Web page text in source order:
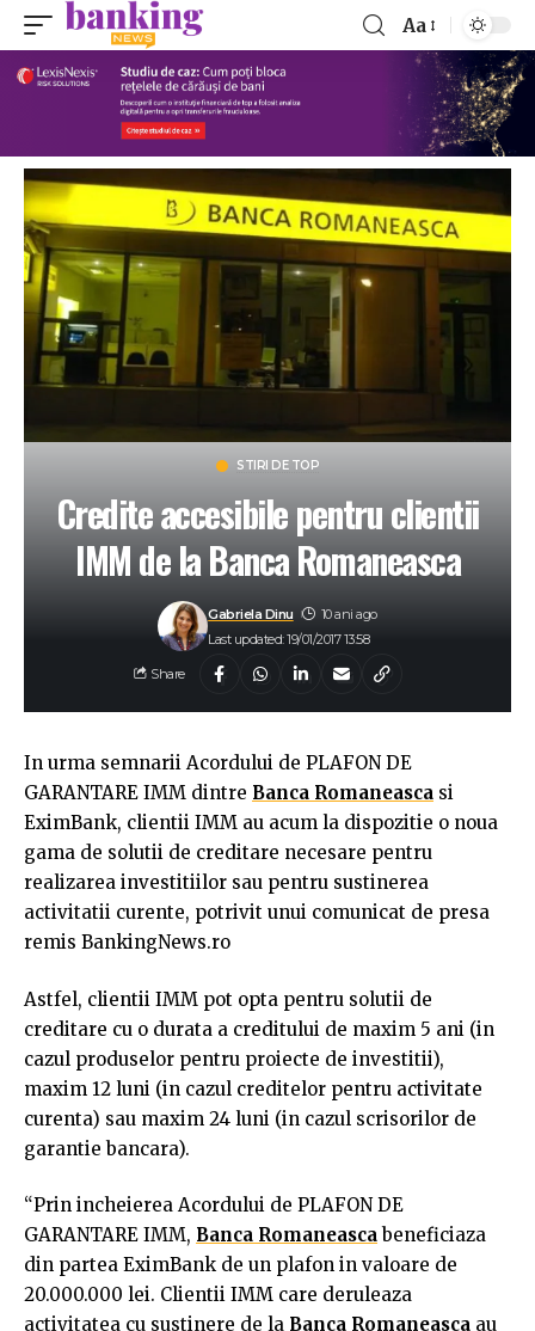
Aa
STIRI DE TOP
Credite accesibile pentru clientii
IMM de la Banca Romaneasca
Last updated: 19/01/2017 13:58
Gabriela Dinu 10 ani ago
Share
In urma semnarii Acordului de PLAFON DE
GARANTARE IMM dintre Banca Romaneasca si
EximBank, clientii IMM au acum la dispozitie o noua
gama de solutii de creditare necesare pentru
realizarea investitiilor sau pentru sustinerea
activitatii curente, potrivit unui comunicat de presa
remis BankingNews.ro
Astfel, clientii IMM pot opta pentru solutii de
creditare cu o durata a creditului de maxim 5 ani (in
cazul produselor pentru proiecte de investitii),
maxim 12 luni (in cazul creditelor pentru activitate
curenta) sau maxim 24 luni (in cazul scrisorilor de
garantie bancara).
“Prin incheierea Acordului de PLAFON DE
GARANTARE IMM, Banca Romaneasca beneficiaza
din partea EximBank de un plafon in valoare de
20.000.000 lei. Clientii IMM care deruleaza
activitatea cu sustinere de la Banca Romaneasca au